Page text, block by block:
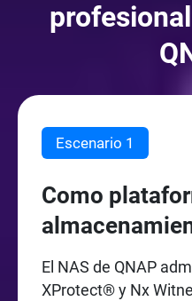
Escenario 1
Como
El NAS de QNAP
XProtect® y Nx